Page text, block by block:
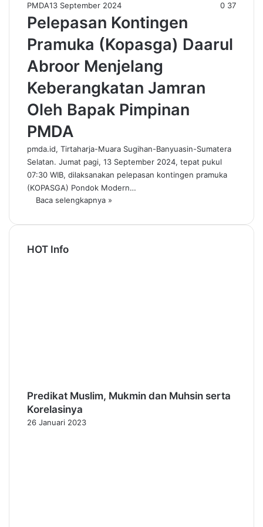
PMDA13 September 2024 0 37
Pelepasan Kontingen
Pramuka (Kopasga) Daarul
Abroor Menjelang
Keberangkatan Jamran
Oleh Bapak Pimpinan
PMDA
pmda.id, Tirtaharja-Muara Sugihan-Banyuasin-Sumatera
Selatan. Jumat pagi, 13 September 2024, tepat pukul
07:30 WIB, dilaksanakan pelepasan kontingen pramuka
(KOPASGA) Pondok Modern…
Baca selengkapnya »
HOT Info
Predikat Muslim, Mukmin dan Muhsin serta
Korelasinya
26 Januari 2023